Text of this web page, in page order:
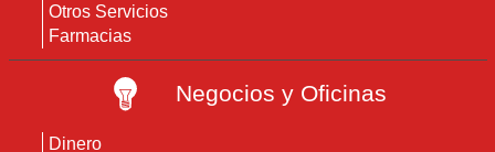
Otros Servicios
Farmacias
Negocios y Oficinas
Dinero